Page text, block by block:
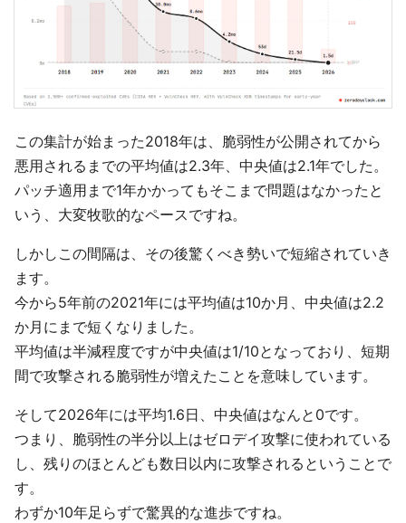
この集計が始まった2018年は、脆弱性が公開されてから
悪用されるまでの平均値は2.3年、中央値は2.1年でした。
パッチ適用まで1年かかってもそこまで問題はなかったと
いう、大変牧歌的なペースですね。
しかしこの間隔は、その後驚くべき勢いで短縮されていき
ます。
今から5年前の2021年には平均値は10か月、中央値は2.2
か月にまで短くなりました。
平均値は半減程度ですが中央値は1/10となっており、短期
間で攻撃される脆弱性が増えたことを意味しています。
そして2026年には平均1.6日、中央値はなんと0です。
つまり、脆弱性の半分以上はゼロデイ攻撃に使われている
し、残りのほとんども数日以内に攻撃されるということで
す。
わずか10年足らずで驚異的な進歩ですね。